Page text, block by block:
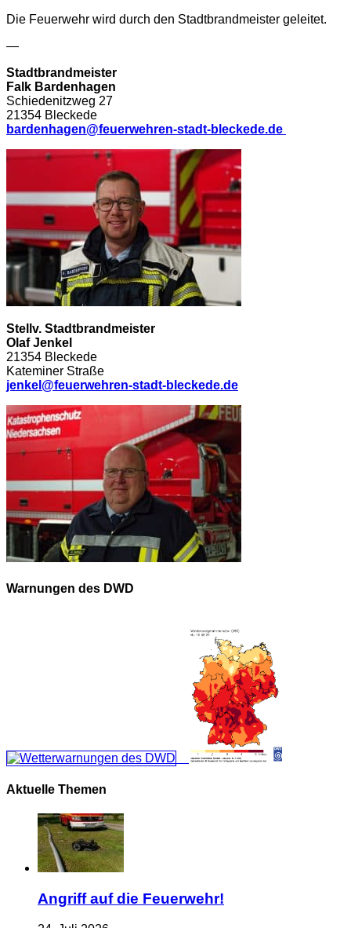
Die Feuerwehr wird durch den Stadtbrandmeister geleitet.
—
Stadtbrandmeister
Falk Bardenhagen
Schiedenitzweg 27
21354 Bleckede
bardenhagen@feuerwehren-stadt-bleckede.de
Stellv. Stadtbrandmeister
Olaf Jenkel
21354 Bleckede
Kateminer Straße
jenkel@feuerwehren-stadt-bleckede.de
Warnungen des DWD
Aktuelle Themen
Angriff auf die Feuerwehr!